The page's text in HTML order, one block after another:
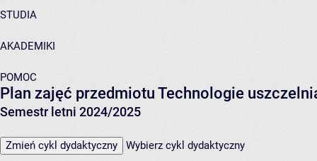
STUDIA
AKADEMIKI
POMOC
Plan zajęć przedmiotu Technologie
Semestr letni 2024/2025
Zmień cykl dydaktyczny Wybierz cykl dydaktyczny